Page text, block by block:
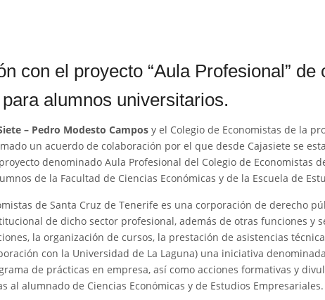
con el proyecto “Aula Profesional” de
alumnos universitarios.
– Pedro Modesto Campos y el Colegio de Economistas de la
un acuerdo de colaboración por el que desde Cajasiete se
denominado Aula Profesional del Colegio de Economistas
de la Facultad de Ciencias Económicas y de la Escuela de
de Santa Cruz de Tenerife es una corporación de derecho
de dicho sector profesional, además de otras funciones y
la organización de cursos, la prestación de asistencias
con la Universidad de La Laguna) una iniciativa
de prácticas en empresa, así como acciones formativas y
al alumnado de Ciencias Económicas y de Estudios Empresariales.